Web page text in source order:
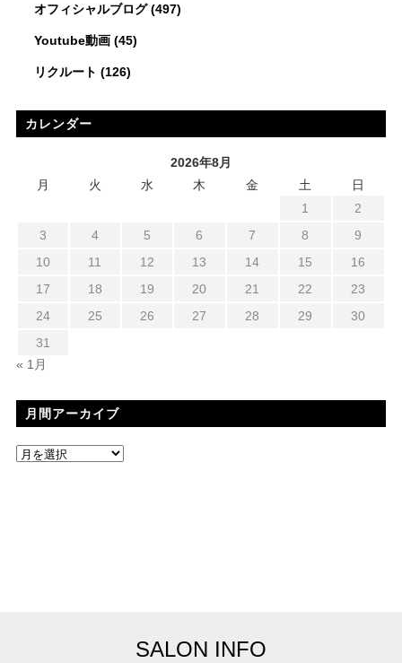
オフィシャルブログ(497)
Youtube動画(45)
リクルート (126)
カレンダー
2026年8月
月
火 水 木 金 土
日
1
2
3
4 5 6 7 8
9
10
11 12 13 14 15
16
17
18 19 20 21 22
23
24
25 26 27 28 29
30
31
« 1月
月間アーカイブ
SALON INFO